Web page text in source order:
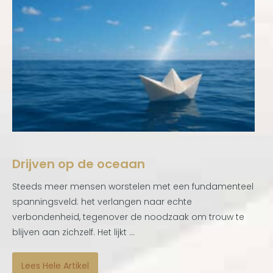
Drijven op de oceaan
Steeds meer mensen worstelen met een fundamenteel
spanningsveld: het verlangen naar echte
verbondenheid, tegenover de noodzaak om trouw te
blijven aan zichzelf. Het lijkt ...
Lees Hele Artikel